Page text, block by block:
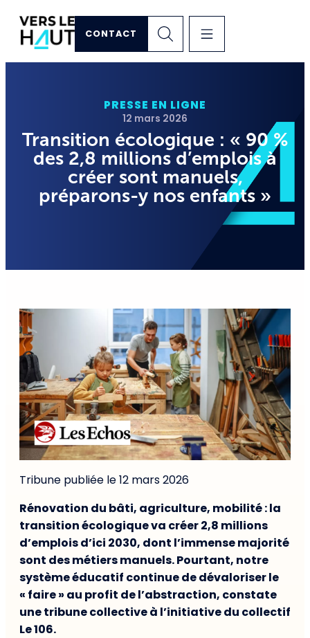
CONTACT
PRESSE EN LIGNE
12 mars 2026
Transition écologique : « 90 %
des 2,8 millions d’emplois à
créer sont manuels,
préparons-y nos enfants »
Tribune publiée le 12 mars 2026
Rénovation du bâti, agriculture, mobilité : la
transition écologique va créer 2,8 millions
d’emplois d’ici 2030, dont l’immense majorité
sont des métiers manuels. Pourtant, notre
système éducatif continue de dévaloriser le
« faire » au profit de l’abstraction, constate
une tribune collective à l’initiative du collectif
Le 106.